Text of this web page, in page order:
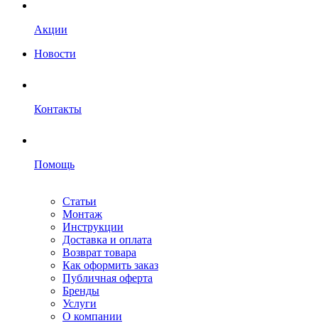
Акции
Новости
Контакты
Помощь
Статьи
Монтаж
Инструкции
Доставка и оплата
Возврат товара
Как оформить заказ
Публичная оферта
Бренды
Услуги
О компании